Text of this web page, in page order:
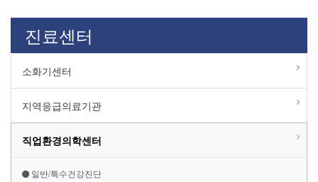
진료센터
소화기센터
지역응급의료기관
직업환경의학센터
일반/특수건강진단